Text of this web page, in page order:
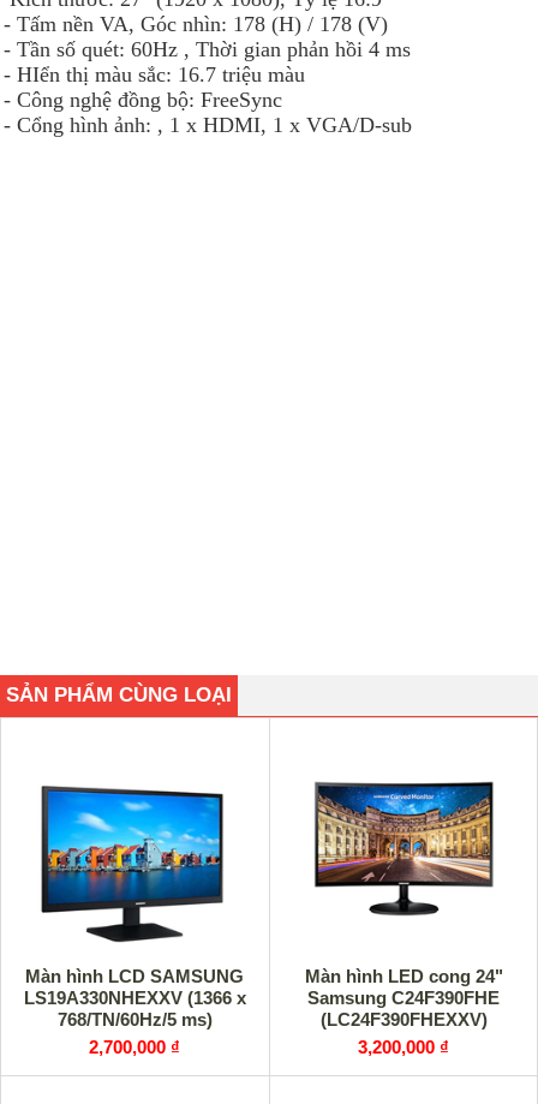
- Tấm nền VA, Góc nhìn: 178 (H) / 178 (V)
- Tần số quét: 60Hz , Thời gian phản hồi 4 ms
- HIển thị màu sắc: 16.7 triệu màu
- Công nghệ đồng bộ: FreeSync
- Cổng hình ảnh: , 1 x HDMI, 1 x VGA/D-sub
SẢN PHẨM CÙNG LOẠI
Màn hình LCD SAMSUNG
LS19A330NHEXXV (1366 x
768/TN/60Hz/5 ms)
2,700,000 ₫
Màn hình LED cong 24"
Samsung C24F390FHE
(LC24F390FHEXXV)
3,200,000 ₫